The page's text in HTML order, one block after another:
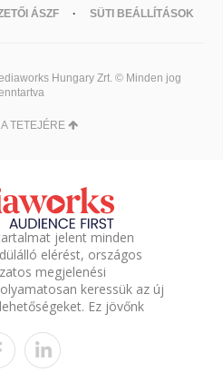
ÁSZF SÜTI BEÁLLÍTÁSOK
Hungary Zrt. © Minden jog
TETEJÉRE
jelent minden
elérést, országos
megjelenési
keressük az új
Ez jövőnk